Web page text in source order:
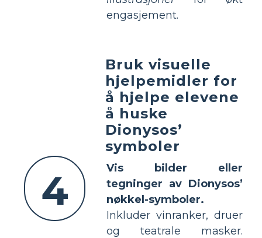
engasjement.
4
Bruk visuelle
hjelpemidler for
å hjelpe elevene
å huske
Dionysos’
symboler
Vis bilder eller
tegninger av Dionysos’
nøkkel-symboler.
Inkluder vinranker, druer
og teatrale masker.